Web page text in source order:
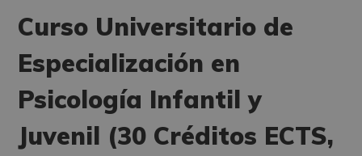
Curso Universitario de
Especialización en
Psicología Infantil y
Juvenil (30 Créditos ECTS,